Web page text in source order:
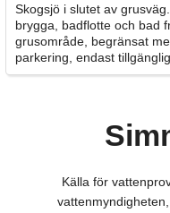
Skogsjö i slutet av
brygga, badflotte och bad
grusområde, begränsat
parkering, endast
Källa för